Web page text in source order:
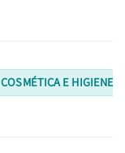
COSMÉTICA E HIGIENE